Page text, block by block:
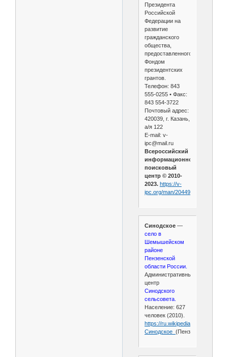
Президента
Российской
Федерации на
развитие
гражданского
общества,
предоставленного
Фондом
президентских
грантов.
Телефон: 843
555-0255 • Факс:
843 554-3722
Почтовый адрес:
420039, г. Казань,
а/я 122
E-mail: v-
ipc@mail.ru
Всероссийский
информационно-
поисковый
центр © 2010-
2023. https://v-
ipc.org/man/20449/
Синодское—
село в
Шемышейском
районе
Пензенской
области России.
Административный
центр
Синодского
сельсовета.
Население: 627
человек (2010).
https://ru.wikipedia.org/wiki/
Синодское_